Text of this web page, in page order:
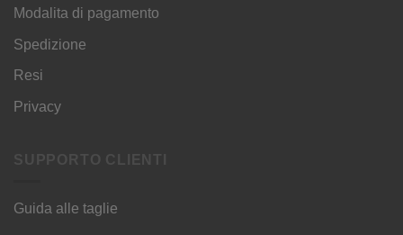
Modalita di pagamento
Spedizione
Resi
Privacy
SUPPORTO CLIENTI
Guida alle taglie